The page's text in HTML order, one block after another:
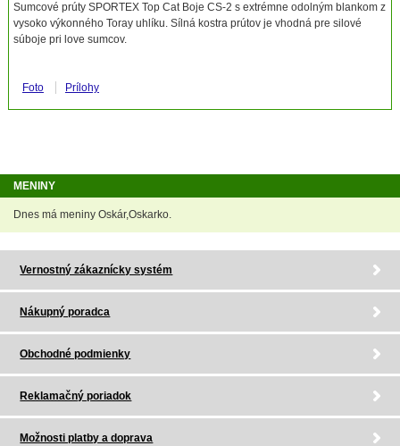
Sumcové prúty SPORTEX Top Cat Boje CS-2 s extrémne odolným blankom z
vysoko výkonného Toray uhlíku. Sílná kostra prútov je vhodná pre silové
súboje pri love sumcov.
Foto Prílohy
MENINY
Dnes má meniny Oskár,Oskarko.
Vernostný zákaznícky systém
Nákupný poradca
Obchodné podmienky
Reklamačný poriadok
Možnosti platby a doprava